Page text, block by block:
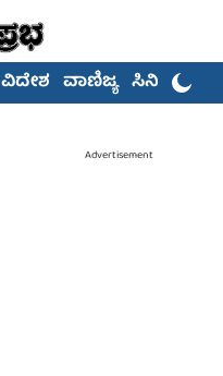
ವಿದೇಶ ವಾಣಿಜ್ಯ ಸಿನಿಮಾ
Advertisement